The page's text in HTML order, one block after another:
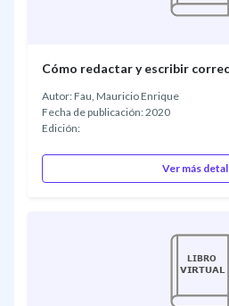
Cómo redactar y escribir
Autor: Fau, Mauricio Enrique
Fecha de publicación: 2020
Edición:
Ver más